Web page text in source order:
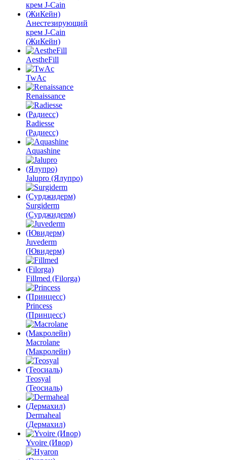
Анестезирующий
крем J-Cain
(ЖиКейн)
AestheFill
TwAc
Renaissance
Radiesse
(Радиесс)
Aquashine
Jalupro (Ялупро)
Surgiderm
(Сурджидерм)
Juvederm
(Ювидерм)
Fillmed (Filorga)
Princess
(Принцесс)
Macrolane
(Макролейн)
Teosyal
(Теосиаль)
Dermaheal
(Дермахил)
Yvoire (Ивор)